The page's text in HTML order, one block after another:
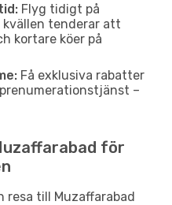
Flyg tidigt på
kvällen tenderar att
kortare köer på
Få exklusiva rabatter
–
för
till Muzaffarabad